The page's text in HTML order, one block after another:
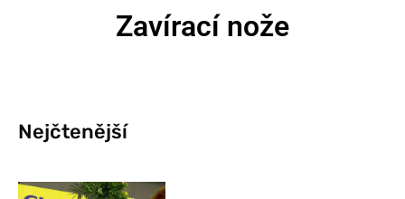
Zavírací nože
Nejčtenější